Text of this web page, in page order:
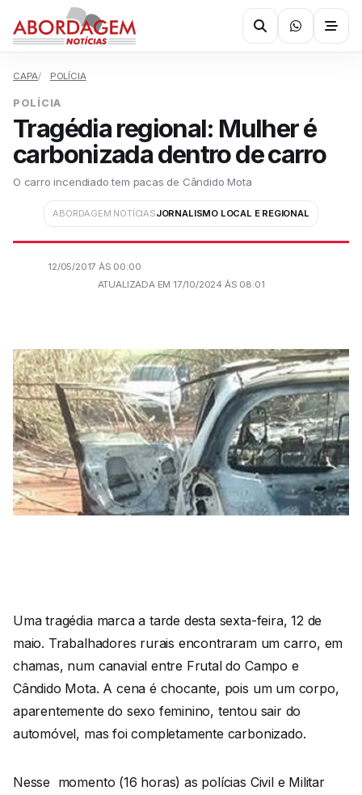
CAPA POLÍCIA
POLÍCIA
Tragédia regional: Mulher é
carbonizada dentro de carro
O carro incendiado tem pacas de Cândido Mota
ABORDAGEM NOTÍCIASJORNALISMO LOCAL E REGIONAL
12/05/2017 ÀS 00:00
ATUALIZADA EM 17/10/2024 ÀS 08:01
Uma tragédia marca a tarde desta sexta-feira, 12 de
maio. Trabalhadores rurais encontraram um carro, em
chamas, num canavial entre Frutal do Campo e
Cândido Mota. A cena é chocante, pois um um corpo,
aparentemente do sexo feminino, tentou sair do
automóvel, mas foi completamente carbonizado.
Nesse momento (16 horas) as polícias Civil e Militar